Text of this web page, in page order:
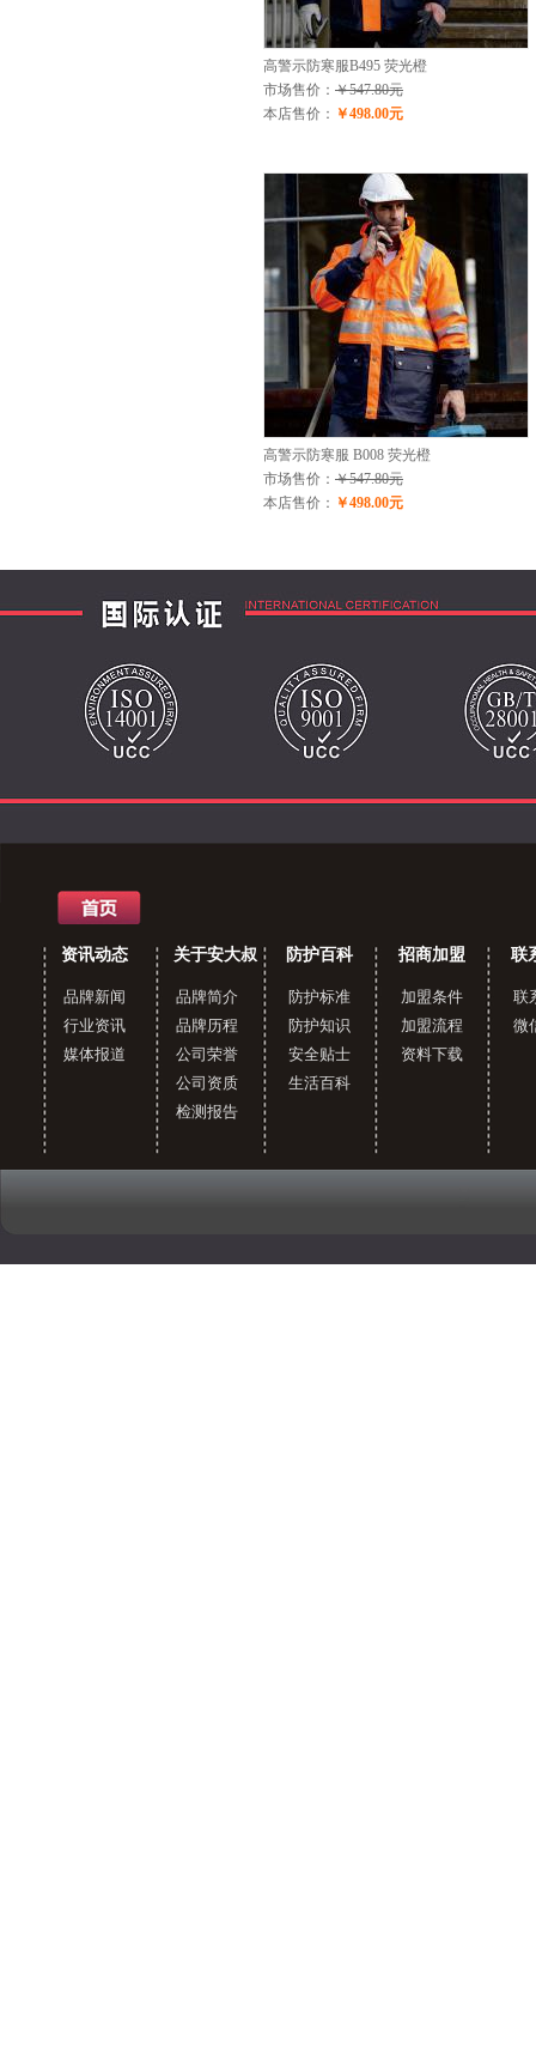
高警示防寒服B495 荧光橙
市场售价： ￥547.80元
本店售价： ￥498.00元
高警示防寒服 B008 荧光橙
市场售价： ￥547.80元
本店售价： ￥498.00元